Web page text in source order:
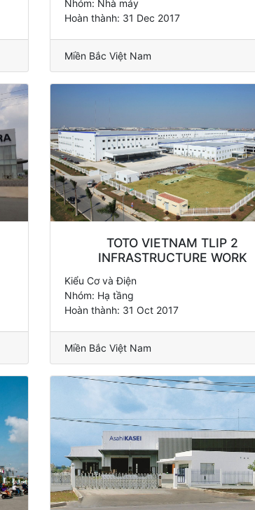
Nhóm: Nhà máy
Hoàn thành: 31 Dec 2017
Miền Bắc Việt Nam
TOTO VIETNAM TLIP 2
INFRASTRUCTURE WORK
Kiểu Cơ và Điện
Nhóm: Hạ tầng
Hoàn thành: 31 Oct 2017
Miền Bắc Việt Nam